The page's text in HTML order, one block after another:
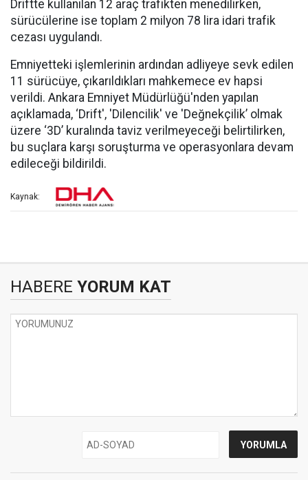
Driftte kullanılan 12 araç trafikten menedilirken,
sürücülerine ise toplam 2 milyon 78 lira idari trafik
cezası uygulandı.
Emniyetteki işlemlerinin ardından adliyeye sevk edilen
11 sürücüye, çıkarıldıkları mahkemece ev hapsi
verildi. Ankara Emniyet Müdürlüğü'nden yapılan
açıklamada, ‘Drift', 'Dilencilik' ve 'Değnekçilik’ olmak
üzere ‘3D’ kuralında taviz verilmeyeceği belirtilirken,
bu suçlara karşı soruşturma ve operasyonlara devam
edileceği bildirildi.
Kaynak:
HABERE YORUM KAT